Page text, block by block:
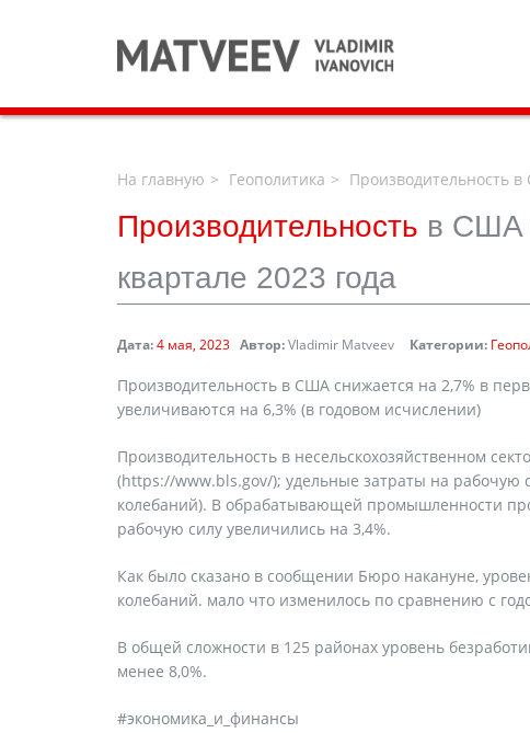
На главную Геополитика Производительность
Производительность в США
квартале 2023 года
Дата:4 мая, 2023 Автор:Vladimir Matveev Категории:
Производительность в США снижается на 2,7% в
увеличиваются на 6,3% (в годовом исчислении)
Производительность в несельскохозяйственном
(https://www.bls.gov/); удельные затраты на рабочую
колебаний). В обрабатывающей промышленности
рабочую силу увеличились на 3,4%.
Как было сказано в сообщении Бюро накануне,
колебаний. мало что изменилось по сравнению с
В общей сложности в 125 районах уровень
менее 8,0%.
#экономика_и_финансы